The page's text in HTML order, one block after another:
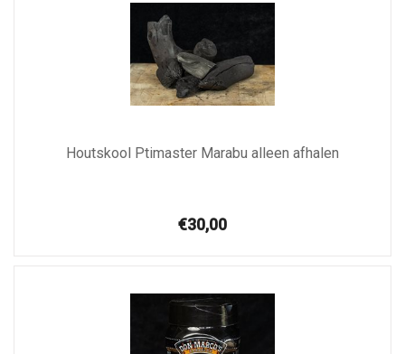
Houtskool Ptimaster Marabu alleen afhalen
€30,00